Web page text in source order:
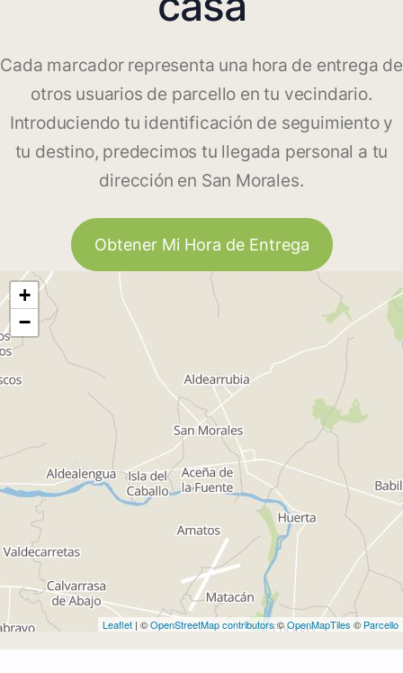
Cada marcador representa una hora de entrega de
otros usuarios de parcello en tu vecindario.
Introduciendo tu identificación de seguimiento y
tu destino, predecimos tu llegada personal a tu
dirección en San Morales.
Obtener Mi Hora de Entrega
+
−
Leaflet | ©OpenStreetMap contributors©OpenMapTiles © Parcello